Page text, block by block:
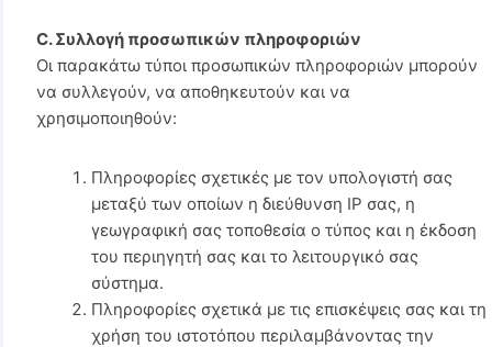
C. Συλλογή προσωπικών πληροφοριών
Οι παρακάτω τύποι προσωπικών πληροφοριών μπορούν
να συλλεγούν, να αποθηκευτούν και να
χρησιμοποιηθούν:
Πληροφορίες σχετικές με τον υπολογιστή σας
μεταξύ των οποίων η διεύθυνση IP σας, η
γεωγραφική σας τοποθεσία ο τύπος και η έκδοση
του περιηγητή σας και το λειτουργικό σας
σύστημα.
Πληροφορίες σχετικά με τις επισκέψεις σας και τη
χρήση του ιστοτόπου περιλαμβάνοντας την